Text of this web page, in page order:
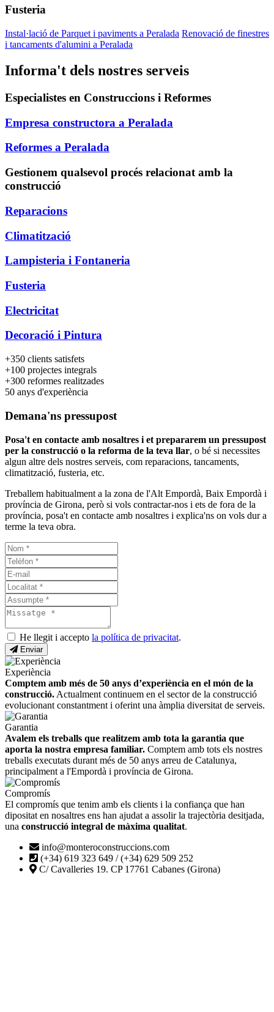
Fusteria
Instal·lació de Parquet i paviments a Peralada Renovació de finestres
i tancaments d'alumini a Peralada
Informa't dels nostres serveis
Especialistes en Construccions i Reformes
Empresa constructora a Peralada
Reformes a Peralada
Gestionem qualsevol procés relacionat amb la
construcció
Reparacions
Climatització
Lampisteria i Fontaneria
Fusteria
Electricitat
Decoració i Pintura
+350 clients satisfets
+100 projectes integrals
+300 reformes realitzades
50 anys d'experiència
Demana'ns pressupost
Posa't en contacte amb nosaltres i et prepararem un pressupost
per la construcció o la reforma de la teva llar, o bé si necessites
algun altre dels nostres serveis, com reparacions, tancaments,
climatització, fusteria, etc.
Treballem habitualment a la zona de l'Alt Empordà, Baix Empordà i
província de Girona, però si vols contractar-nos i ets de fora de la
província, posa't en contacte amb nosaltres i explica'ns on vols dur a
terme la teva obra.
He llegit i accepto la política de privacitat.
Enviar
Experiència
Comptem amb més de 50 anys d’experiència en el món de la
construcció. Actualment continuem en el sector de la construcció
evolucionant constantment i oferint una àmplia diversitat de serveis.
Garantia
Avalem els treballs que realitzem amb tota la garantia que
aporta la nostra empresa familiar. Comptem amb tots els nostres
treballs executats durant més de 50 anys arreu de Catalunya,
principalment a l'Empordà i província de Girona.
Compromís
El compromís que tenim amb els clients i la confiança que han
dipositat en nosaltres ens han ajudat a assolir la trajectòria desitjada,
una construcció integral de màxima qualitat.
info@monteroconstruccions.com
(+34) 619 323 649 / (+34) 629 509 252
C/ Cavalleries 19. CP 17761 Cabanes (Girona)